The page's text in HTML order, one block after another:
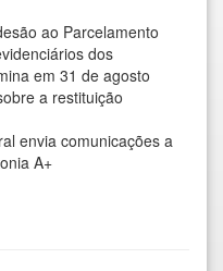
ao Parcelamento
dos
em 31 de agosto
a restituição
envia comunicações a
A+